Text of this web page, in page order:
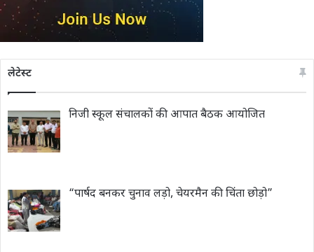
लेटेस्ट
निजी स्कूल संचालकों की आपात बैठक आयोजित
“पार्षद बनकर चुनाव लड़ो, चेयरमैन की चिंता छोड़ो”